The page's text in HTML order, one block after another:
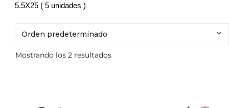
5.5X25 ( 5 unidades )
Mostrando los 2 resultados